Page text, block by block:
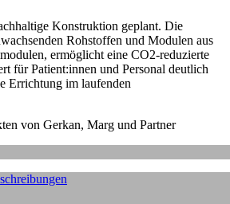
Konstruktion geplant. Die
Rohstoffen und Modulen aus
ermöglicht eine CO2-reduzierte
für Patient:innen und Personal deutlich
Errichtung im laufenden
von Gerkan, Marg und Partner